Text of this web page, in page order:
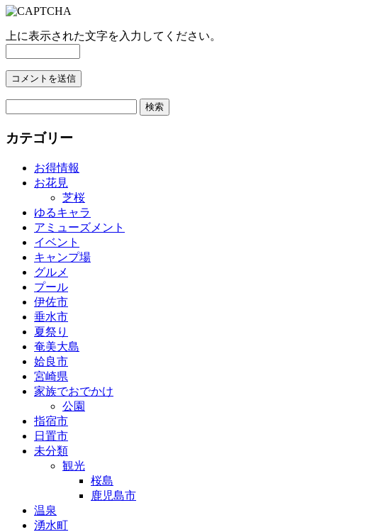
上に表示された文字を入力してください。
カテゴリー
お得情報
お花見
芝桜
ゆるキャラ
アミューズメント
イベント
キャンプ場
グルメ
プール
伊佐市
垂水市
夏祭り
奄美大島
姶良市
宮崎県
家族でおでかけ
公園
指宿市
日置市
未分類
観光
桜島
鹿児島市
温泉
湧水町